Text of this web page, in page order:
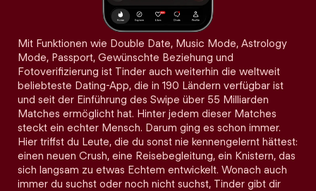
Mit Funktionen wie Double Date, Music Mode, Astrology
Mode, Passport, Gewünschte Beziehung und
Fotoverifizierung ist Tinder auch weiterhin die weltweit
beliebteste Dating-App, die in 190 Ländern verfügbar ist
und seit der Einführung des Swipe über 55 Milliarden
Matches ermöglicht hat. Hinter jedem dieser Matches
steckt ein echter Mensch. Darum ging es schon immer.
Hier triffst du Leute, die du sonst nie kennengelernt hättest:
einen neuen Crush, eine Reisebegleitung, ein Knistern, das
sich langsam zu etwas Echtem entwickelt. Wonach auch
immer du suchst oder noch nicht suchst, Tinder gibt dir